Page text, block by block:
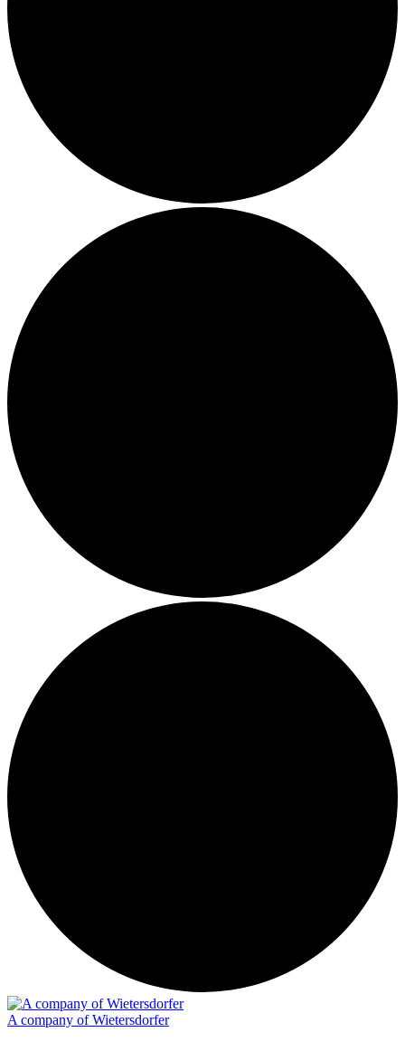
A company of Wietersdorfer